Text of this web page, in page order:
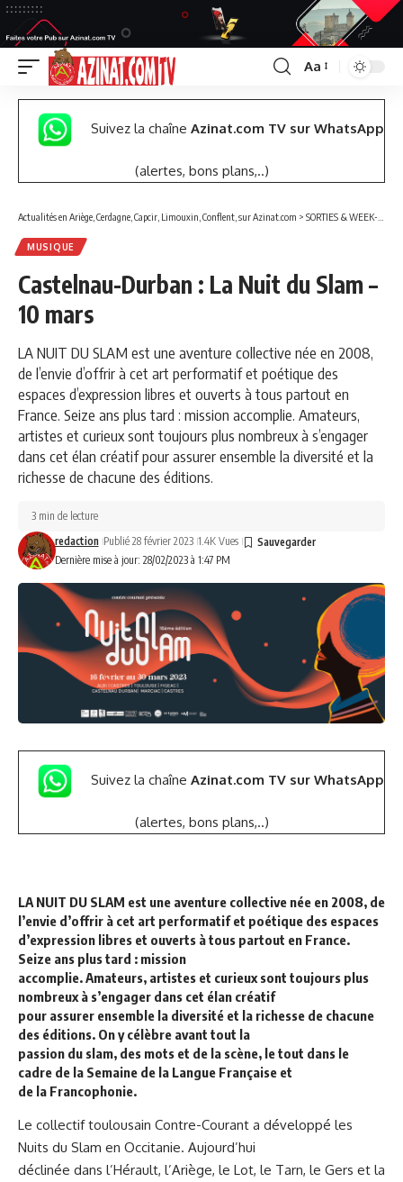
Font
Resizer
Aa
Suivez la chaîne Azinat.com TV sur WhatsApp
(alertes, bons plans,..)
Actualités en Ariège, Cerdagne, Capcir, Limouxin, Conflent, sur Azinat.com > SORTIES & WEEK-END
MUSIQUE
Castelnau-Durban : La Nuit du Slam –
10 mars
LA NUIT DU SLAM est une aventure collective née en 2008,
de l’envie d’offrir à cet art performatif et poétique des
espaces d’expression libres et ouverts à tous partout en
France. Seize ans plus tard : mission accomplie. Amateurs,
artistes et curieux sont toujours plus nombreux à s’engager
dans cet élan créatif pour assurer ensemble la diversité et la
richesse de chacune des éditions.
Dernière mise à jour: 28/02/2023 à 1:47 PM
redaction Publié 28 février 2023 1.4K Vues
3 min de lecture
Suivez la chaîne Azinat.com TV sur WhatsApp
(alertes, bons plans,..)
LA NUIT DU SLAM est une aventure collective née en 2008, de
l’envie d’offrir à cet art performatif et poétique des espaces
d’expression libres et ouverts à tous partout en France.
Seize ans plus tard : mission
accomplie. Amateurs, artistes et curieux sont toujours plus
nombreux à s’engager dans cet élan créatif
pour assurer ensemble la diversité et la richesse de chacune
des éditions. On y célèbre avant tout la
passion du slam, des mots et de la scène, le tout dans le
cadre de la Semaine de la Langue Française et
de la Francophonie.
Le collectif toulousain Contre-Courant a développé les
Nuits du Slam en Occitanie. Aujourd’hui
déclinée dans l’Hérault, l’Ariège, le Lot, le Tarn, le Gers et la